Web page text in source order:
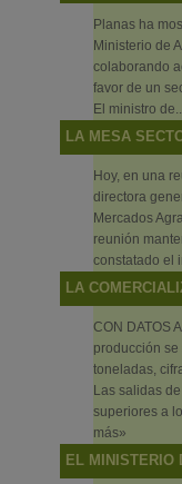
Planas ha
Ministerio de
colaborando
favor de un
El ministro
Hoy, en una
directora
Mercados
reunión
constatado el
CON DATOS
producción
toneladas,
Las salidas
superiores a
más»